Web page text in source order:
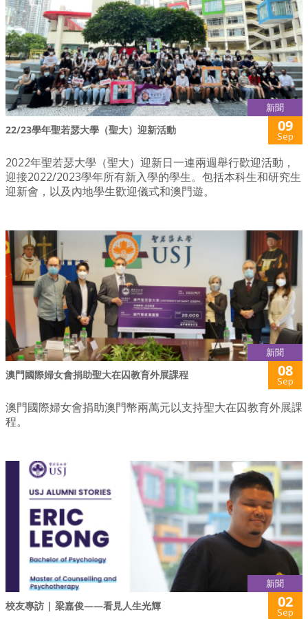
新聞
22/23學年聖若瑟大學（聖大）迎新活動 09
Sep
2022年聖若瑟大學（聖大）迎新日一連兩週舉行歡迎活動，
迎接2022/2023學年所有新入學的學生。包括本科生和研究生
迎新會，以及內地學生歡迎儀式和澳門遊。
新聞
澳門國際婦女會捐助聖大在囚教育外展課程 08
Sep
澳門國際婦女會捐助澳門幣兩萬元以支持聖大在囚教育外展課
程。
新聞
校友專訪 | 梁嘉俊——看見人生光輝 02
Sep